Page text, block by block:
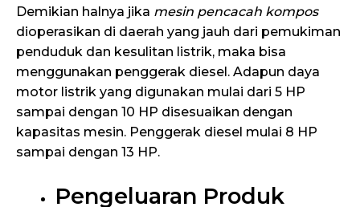
Demikian halnya jika mesin pencacah kompos
dioperasikan di daerah yang jauh dari pemukiman
penduduk dan kesulitan listrik, maka bisa
menggunakan penggerak diesel. Adapun daya
motor listrik yang digunakan mulai dari 5 HP
sampai dengan 10 HP disesuaikan dengan
kapasitas mesin. Penggerak diesel mulai 8 HP
sampai dengan 13 HP.
Pengeluaran Produk